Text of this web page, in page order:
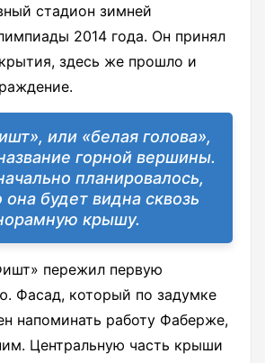
стадион зимней
2014 года. Он принял
здесь же прошло и
или «белая голова»,
горной вершины.
планировалось,
она будет видна сквозь
крышу.
пережил первую
Фасад, который по задумке
напоминать работу Фаберже,
Центральную часть крыши